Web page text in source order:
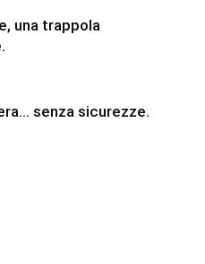
una trappola
senza sicurezze.